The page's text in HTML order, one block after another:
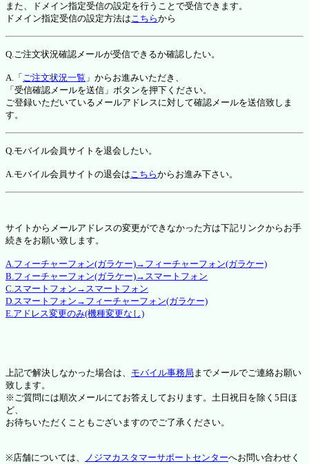
また、ドメイン指定受信の設定を行うことで受信できます。
ドメイン指定受信の設定方法はこちらから
Q.ご注文状況確認メールが受信できるか確認したい。
A.「 ご注文状況一覧 」からお進みいただき、
「受信確認メールを送信」ボタンを押下ください。
ご登録いただいているメールアドレスに対して確認メールを送信致しま
す。
Q.モバイル会員サイトを退会したい。
A.モバイル会員サイトの退会はこちらからお進み下さい。
サイトからメールアドレスの変更ができなかった方は下記リンクからお手
続きをお願い致します。
A.フィーチャーフォン(ガラケー)→フィーチャーフォン(ガラケー)
B.フィーチャーフォン(ガラケー)→スマートフォン
C.スマートフォン→スマートフォン
D.スマートフォン→フィーチャーフォン(ガラケー)
E.アドレス変更のみ(機種変更なし)
上記で解決しなかった場合は、 モバイル事務局 までメールでご連絡お願い
致します。
※ご質問には順次メールにてお答えしております。土日祝日を除く5日ほ
ど、
お待ちいただくこともございますのでご了承ください。
※店舗については、 ノジマカスタマーサポートセンターへお問い合わせく